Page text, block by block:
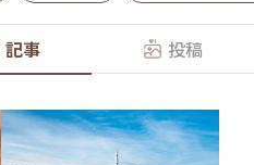
記事 投稿